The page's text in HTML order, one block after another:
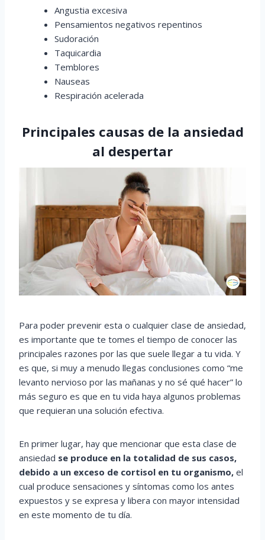
Angustia excesiva
Pensamientos negativos repentinos
Sudoración
Taquicardia
Temblores
Nauseas
Respiración acelerada
Principales causas de la ansiedad
al despertar
Para poder prevenir esta o cualquier clase de ansiedad,
es importante que te tomes el tiempo de conocer las
principales razones por las que suele llegar a tu vida. Y
es que, si muy a menudo llegas conclusiones como “me
levanto nervioso por las mañanas y no sé qué hacer” lo
más seguro es que en tu vida haya algunos problemas
que requieran una solución efectiva.
En primer lugar, hay que mencionar que esta clase de
ansiedad se produce en la totalidad de sus casos,
debido a un exceso de cortisol en tu organismo, el
cual produce sensaciones y síntomas como los antes
expuestos y se expresa y libera con mayor intensidad
en este momento de tu día.